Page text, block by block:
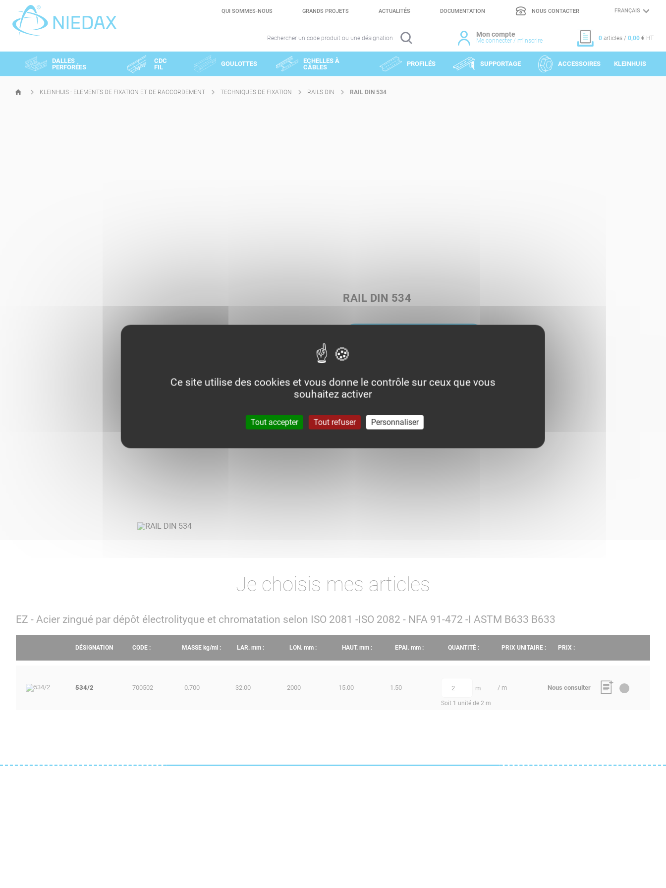
QUI SOMMES-NOUS GRANDS PROJETS ACTUALITÉS DOCUMENTATION NOUS CONTACTER
CHOIX
Rechercher un code produit ou une désignation Mon compte
Me connecter / m'inscrire 0 articles / 0,00 € HT
DALLES
PERFORÉES
CDC
FIL
GOULOTTES
ECHELLES À
CÂBLES
PROFILÉS SUPPORTAGE ACCESSOIRES KLEINHUIS
PAGE
KLEINHUIS : ELEMENTS DE FIXATION ET DE RACCORDEMENT TECHNIQUES DE FIXATION RAILS DIN RAIL DIN 534
RAIL DIN 534
Je choisis mes articles
EZ - Acier zingué par dépôt électrolityque et chromatation selon ISO 2081 -ISO 2082 - NFA 91-472 -I ASTM B633 B633
DÉSIGNATION CODE : MASSE kg/ml : LAR. mm : LON. mm : HAUT. mm : EPAI. mm : QUANTITÉ : PRIX UNITAIRE : PRIX :
534/2 700502 0.700 32.00 2000 15.00 1.50 quantité m
Soit 1 unité de 2 m
/ m Nous consulter
Panneau de gestion des cookies
Ce site utilise des cookies et vous donne le contrôle sur ceux que vous
souhaitez activer
Tout accepter Tout refuser Personnaliser